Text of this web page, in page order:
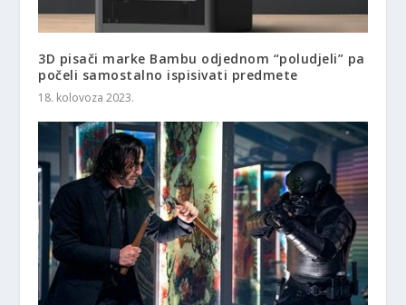
3D pisači marke Bambu odjednom “poludjeli” pa
počeli samostalno ispisivati predmete
18. kolovoza 2023.